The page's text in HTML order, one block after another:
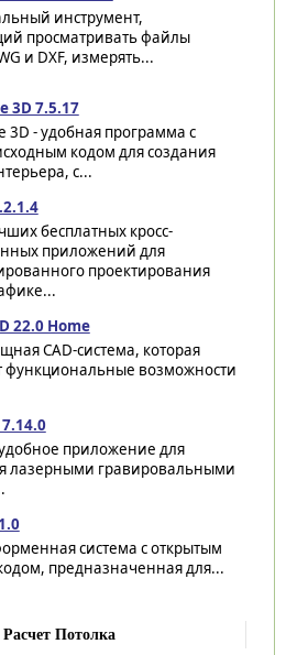
инструмент,
просматривать файлы
и DXF, измерять...
3D 7.5.17
3D - удобная программа с
кодом для создания
с...
бесплатных кросс-
приложений для
проектирования
22.0 Home
CAD-система, которая
функциональные возможности
приложение для
лазерными гравировальными
система с открытым
предназначенная для...
Потолка